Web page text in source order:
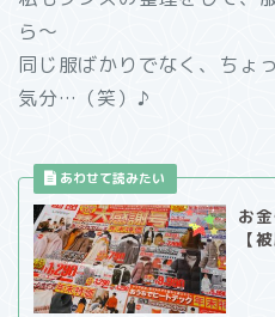
ら～
同じ服ばかりでなく、ちょ
気分… （笑）♪
お
【